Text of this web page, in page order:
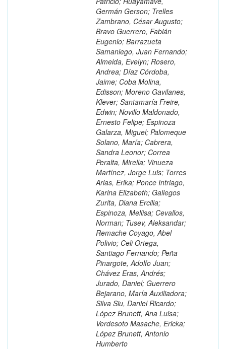
Germán Gerson; Trelles
Zambrano, César Augusto;
Bravo Guerrero, Fabián
Eugenio; Barrazueta
Samaniego, Juan Fernando;
Almeida, Evelyn; Rosero,
Andrea; Díaz Córdoba,
Jaime; Coba Molina,
Edisson; Moreno Gavilanes,
Klever; Santamaría Freire,
Edwin; Novillo Maldonado,
Ernesto Felipe; Espinoza
Galarza, Miguel; Palomeque
Solano, María; Cabrera,
Sandra Leonor; Correa
Peralta, Mirella; Vinueza
Martínez, Jorge Luis; Torres
Arias, Erika; Ponce Intriago,
Karina Elizabeth; Gallegos
Zurita, Diana Ercilia;
Espinoza, Mellisa; Cevallos,
Norman; Tusev, Aleksandar;
Remache Coyago, Abel
Polivio; Celi Ortega,
Santiago Fernando; Peña
Pinargote, Adolfo Juan;
Chávez Eras, Andrés;
Jurado, Daniel; Guerrero
Bejarano, María Auxiliadora;
Silva Siu, Daniel Ricardo;
López Brunett, Ana Luisa;
Verdesoto Masache, Ericka;
López Brunett, Antonio
Humberto